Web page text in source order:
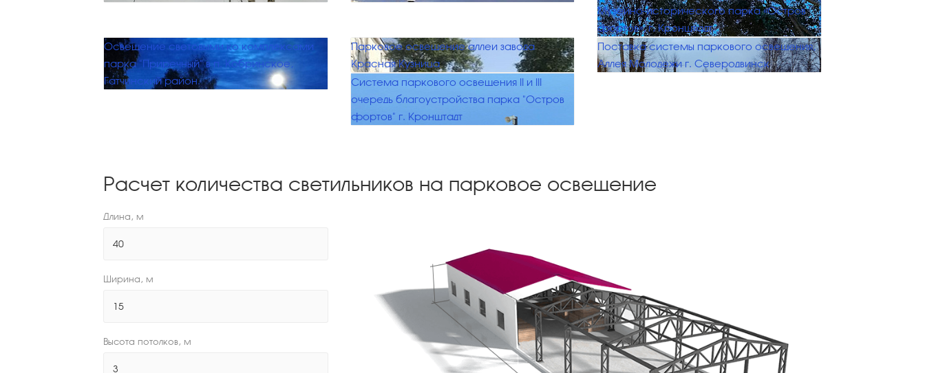
Музейно-исторического парка «Остров
фортов», г. Кронштадт.
Освещение световыми ко комплексами
парка "Приречный" в п. Кобринское,
Гатчинский район.
Парковое освещение аллеи завода
Красная Кузница
Поставка системы паркового освещения,
Аллея Молодежи г. Северодвинск
Система паркового освещения II и III
очередь благоустройства парка "Остров
фортов" г. Кронштадт
Расчет количества светильников на парковое освещение
Длина, м
Ширина, м
Высота потолков, м